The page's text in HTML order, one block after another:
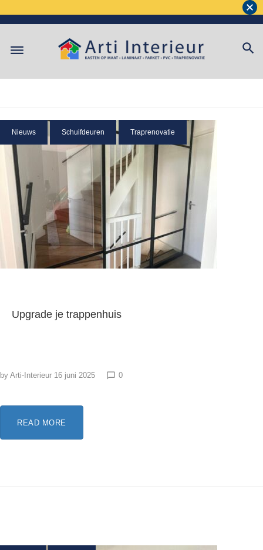
Nieuws Schuifdeuren Traprenovatie
Upgrade je trappenhuis
by Arti-Interieur 16 juni 2025 chat_bubble_outline 0
READ MORE